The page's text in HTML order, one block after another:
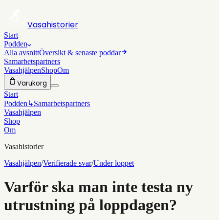
Vasahistorier
Start
Podden
Alla avsnittÖversikt & senaste poddar
Samarbetspartners
VasahjälpenShopOm
Varukorg
Start
Podden ↳Samarbetspartners
Vasahjälpen
Shop
Om
Vasahistorier
Vasahjälpen/Verifierade svar/Under loppet
Varför ska man inte testa ny
utrustning på loppdagen?